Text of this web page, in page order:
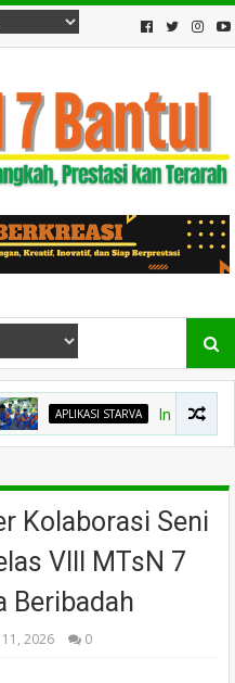
APLIKASI STARVA Inovasi Digital di
Kolaborasi Seni
VIII MTsN 7
Beribadah
2026 0